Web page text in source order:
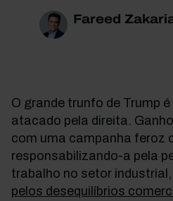
Fareed
O grande trunfo de Trump
atacado pela direita.
com uma campanha feroz
responsabilizando-a pela
trabalho no setor industrial ,
pelos desequilíbrios